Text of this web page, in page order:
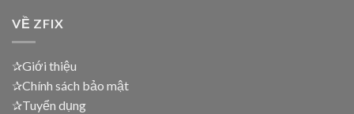
VỀ ZFIX
✰Giới thiệu
✰Chính sách bảo mật
✰Tuyển dụng